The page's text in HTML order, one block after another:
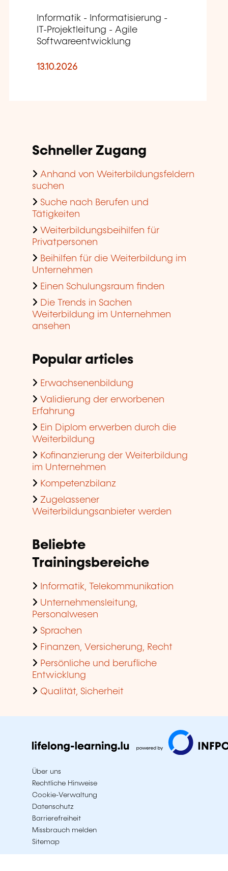
Informatik - Informatisierung -
IT-Projektleitung - Agile
Softwareentwicklung
13.10.2026
Schneller Zugang
Anhand von Weiterbildungsfeldern
suchen
Suche nach Berufen und
Tätigkeiten
Weiterbildungsbeihilfen für
Privatpersonen
Beihilfen für die Weiterbildung im
Unternehmen
Einen Schulungsraum finden
Die Trends in Sachen
Weiterbildung im Unternehmen
ansehen
Popular articles
Erwachsenenbildung
Validierung der erworbenen
Erfahrung
Ein Diplom erwerben durch die
Weiterbildung
Kofinanzierung der Weiterbildung
im Unternehmen
Kompetenzbilanz
Zugelassener
Weiterbildungsanbieter werden
Beliebte
Trainingsbereiche
Informatik, Telekommunikation
Unternehmensleitung,
Personalwesen
Sprachen
Finanzen, Versicherung, Recht
Persönliche und berufliche
Entwicklung
Qualität, Sicherheit
Über uns
Rechtliche Hinweise
Cookie-Verwaltung
Datenschutz
Barrierefreiheit
Missbrauch melden
Sitemap